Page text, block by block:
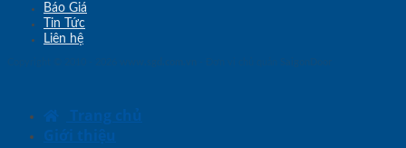
Báo Giá
Tin Tức
Liên hệ
Trang chủ
Giới thiệu